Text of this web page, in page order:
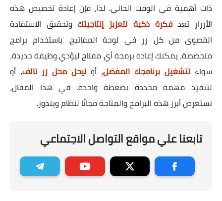
ذات أهمية في الوقت الحالي. لذا، فإن إعادة تخصيص هذه
الأزرار تعدفكرة ذكية لتعزيز إنتاجيتكوتحقيق الاستفادة
القصوى من كل زر في لوحة المفاتيح. باستخدام برامج
متخصصة، يمكنك إعادة برمجة أي مفتاح ليؤدي وظيفة جديدة،
سواء لتشغيل برنامجك المفضل، أو ليحل محل زر تالف، أو
لتنفيذ مهمة محددة بضغطة واحدة. في هذا المقال،
نستعرض أبرز هذه البرامج والمتاحة مجانًا لنظام ويندوز.
تابعنا علي مواقع التواصل الاجتماعي